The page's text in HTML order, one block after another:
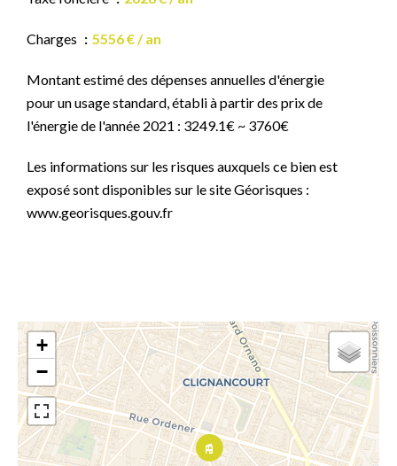
Charges 5556 € / an
Montant estimé des dépenses annuelles d'énergie
pour un usage standard, établi à partir des prix de
l'énergie de l'année 2021 : 3249.1€ ~ 3760€
Les informations sur les risques auxquels ce bien est
exposé sont disponibles sur le site Géorisques :
www.georisques.gouv.fr
+
−